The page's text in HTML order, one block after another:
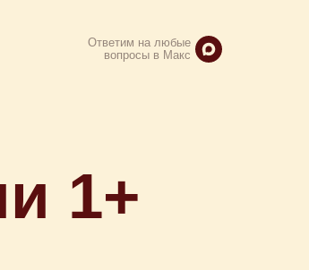
Ответим на любые
вопросы в Макс
1+